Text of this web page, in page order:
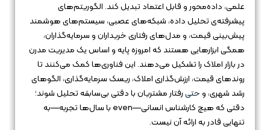
علمی، داده‌محور و قابل اعتماد تبدیل کند. الگوریتم‌های
پیشرفته‌ی تحلیل داده، شبکه‌های عصبی، سیستم‌های هوشمند
پیش‌بینی قیمت، و مدل‌های رفتاری خریداران و سرمایه‌گذاران،
همگی ابزارهایی هستند که امروزه پایه و اساس یک مدیریت مدرن
در بازار املاک را تشکیل می‌دهند. این فناوری‌ها کمک می‌کنند تا
روندهای قیمت، ارزش‌گذاری املاک، ریسک سرمایه‌گذاری، الگوهای
رشد شهری، وحتیرفتار مشتریان با دقتی بی‌سابقه تحلیل شوند؛
دقتی که هیچ کارشناس انسانی—even با سال‌ها تجربه—به
تنهایی قادر به ارائه آن نیست.